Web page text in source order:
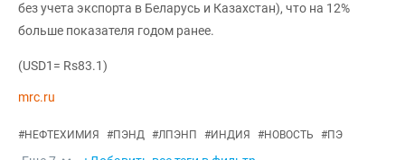
без учета экспорта в Беларусь и Казахстан), что на 12%
больше показателя годом ранее.
(USD1= Rs83.1)
mrc.ru
#НЕФТЕХИМИЯ #ПЭНД #ЛПЭНП #ИНДИЯ #НОВОСТЬ #ПЭ